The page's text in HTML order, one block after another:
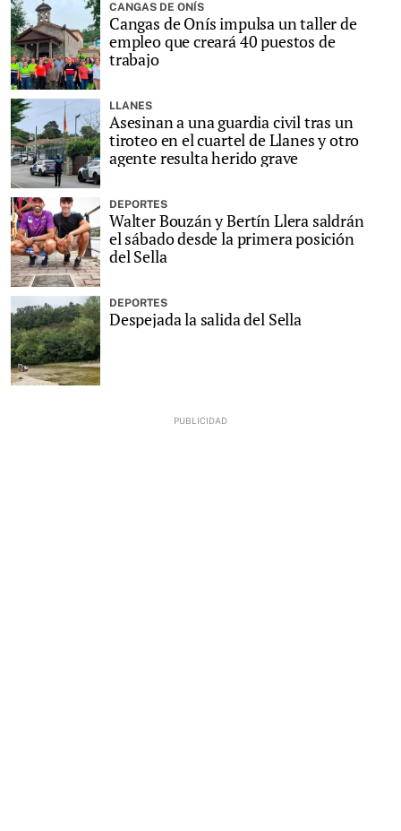
CANGAS DE ONÍS
Cangas de Onís impulsa un taller de
empleo que creará 40 puestos de
trabajo
LLANES
Asesinan a una guardia civil tras un
tiroteo en el cuartel de Llanes y otro
agente resulta herido grave
DEPORTES
Walter Bouzán y Bertín Llera saldrán
el sábado desde la primera posición
del Sella
DEPORTES
Despejada la salida del Sella